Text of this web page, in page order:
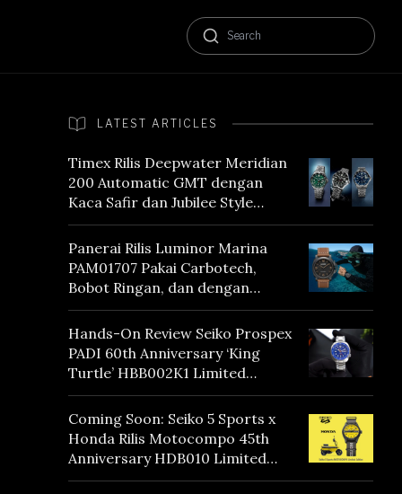
LATEST ARTICLES
Timex Rilis Deepwater Meridian
200 Automatic GMT dengan
Kaca Safir dan Jubilee Style
Bracelet
Panerai Rilis Luminor Marina
PAM01707 Pakai Carbotech,
Bobot Ringan, dan dengan
Vintage Vibes
Hands-On Review Seiko Prospex
PADI 60th Anniversary ‘King
Turtle’ HBB002K1 Limited
Edition
Coming Soon: Seiko 5 Sports x
Honda Rilis Motocompo 45th
Anniversary HDB010 Limited
Edition